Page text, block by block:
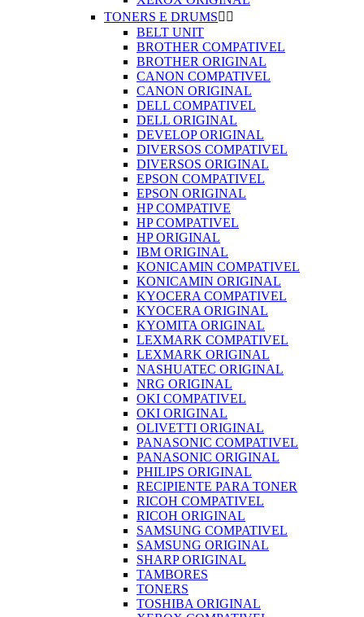
TONERS E DRUMS 
BELT UNIT
BROTHER COMPATIVEL
BROTHER ORIGINAL
CANON COMPATIVEL
CANON ORIGINAL
DELL COMPATIVEL
DELL ORIGINAL
DEVELOP ORIGINAL
DIVERSOS COMPATIVEL
DIVERSOS ORIGINAL
EPSON COMPATIVEL
EPSON ORIGINAL
HP COMPATIVE
HP COMPATIVEL
HP ORIGINAL
IBM ORIGINAL
KONICAMIN COMPATIVEL
KONICAMIN ORIGINAL
KYOCERA COMPATIVEL
KYOCERA ORIGINAL
KYOMITA ORIGINAL
LEXMARK COMPATIVEL
LEXMARK ORIGINAL
NASHUATEC ORIGINAL
NRG ORIGINAL
OKI COMPATIVEL
OKI ORIGINAL
OLIVETTI ORIGINAL
PANASONIC COMPATIVEL
PANASONIC ORIGINAL
PHILIPS ORIGINAL
RECIPIENTE PARA TONER
RICOH COMPATIVEL
RICOH ORIGINAL
SAMSUNG COMPATIVEL
SAMSUNG ORIGINAL
SHARP ORIGINAL
TAMBORES
TONERS
TOSHIBA ORIGINAL